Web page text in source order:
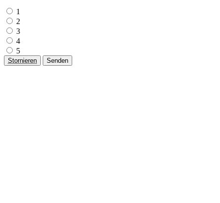
1
2
3
4
5
Stornieren Senden